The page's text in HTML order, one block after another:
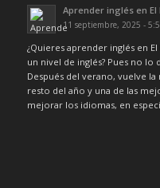
Aprender inglés en El
11 septiembre, 2025 -
¿Quieres aprender inglés en
un nivel de inglés? Pues no lo
Después del verano, vuelve
resto del año y una de las
mejorar los idiomas, en